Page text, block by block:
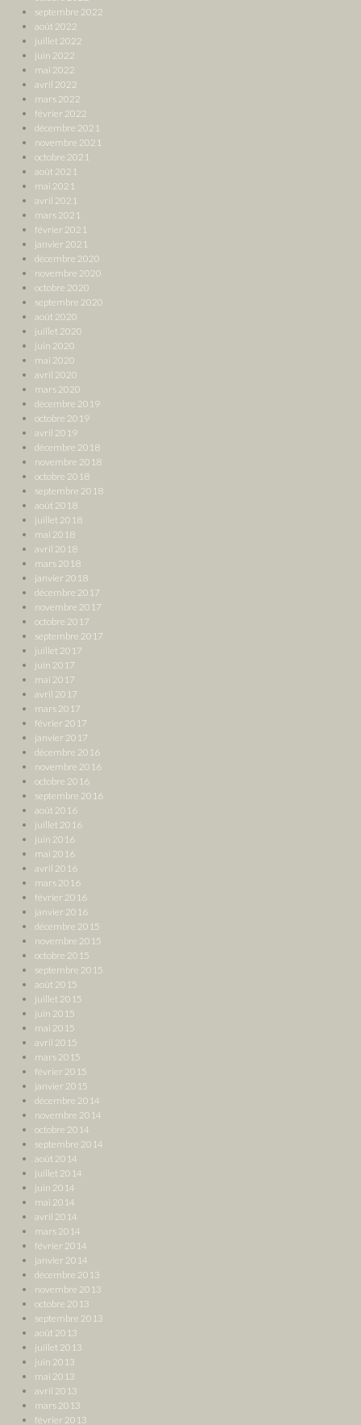
septembre 2022
août 2022
juillet 2022
juin 2022
mai 2022
avril 2022
mars 2022
février 2022
décembre 2021
novembre 2021
octobre 2021
août 2021
mai 2021
avril 2021
mars 2021
février 2021
janvier 2021
décembre 2020
novembre 2020
octobre 2020
septembre 2020
août 2020
juillet 2020
juin 2020
mai 2020
avril 2020
mars 2020
décembre 2019
octobre 2019
avril 2019
décembre 2018
novembre 2018
octobre 2018
septembre 2018
août 2018
juillet 2018
mai 2018
avril 2018
mars 2018
janvier 2018
décembre 2017
novembre 2017
octobre 2017
septembre 2017
juillet 2017
juin 2017
mai 2017
avril 2017
mars 2017
février 2017
janvier 2017
décembre 2016
novembre 2016
octobre 2016
septembre 2016
août 2016
juillet 2016
juin 2016
mai 2016
avril 2016
mars 2016
février 2016
janvier 2016
décembre 2015
novembre 2015
octobre 2015
septembre 2015
août 2015
juillet 2015
juin 2015
mai 2015
avril 2015
mars 2015
février 2015
janvier 2015
décembre 2014
novembre 2014
octobre 2014
septembre 2014
août 2014
juillet 2014
juin 2014
mai 2014
avril 2014
mars 2014
février 2014
janvier 2014
décembre 2013
novembre 2013
octobre 2013
septembre 2013
août 2013
juillet 2013
juin 2013
mai 2013
avril 2013
mars 2013
février 2013